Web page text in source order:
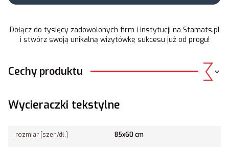
Dołącz do tysięcy zadowolonych firm i instytucji na Stamats.pl
i stwórz swoją unikalną wizytówkę sukcesu już od progu!
Cechy produktu
Wycieraczki tekstylne
rozmiar [szer./dł.] 85x60 cm